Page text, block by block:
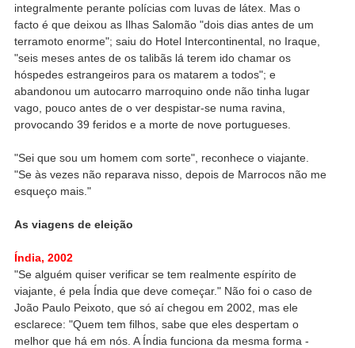
integralmente perante polícias com luvas de látex. Mas o
facto é que deixou as Ilhas Salomão "dois dias antes de um
terramoto enorme"; saiu do Hotel Intercontinental, no Iraque,
"seis meses antes de os talibãs lá terem ido chamar os
hóspedes estrangeiros para os matarem a todos"; e
abandonou um autocarro marroquino onde não tinha lugar
vago, pouco antes de o ver despistar-se numa ravina,
provocando 39 feridos e a morte de nove portugueses.
"Sei que sou um homem com sorte", reconhece o viajante.
"Se às vezes não reparava nisso, depois de Marrocos não me
esqueço mais."
As viagens de eleição
Índia, 2002
"Se alguém quiser verificar se tem realmente espírito de
viajante, é pela Índia que deve começar." Não foi o caso de
João Paulo Peixoto, que só aí chegou em 2002, mas ele
esclarece: "Quem tem filhos, sabe que eles despertam o
melhor que há em nós. A Índia funciona da mesma forma -